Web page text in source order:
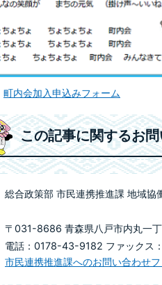
町内会加入申込みフォーム
この記事に関するお
総合政策部 市民連携推進課 地域協
〒031-8686 青森県八戸市内丸一
電話：0178-43-9182 ファックス
市民連携推進課へのお問い合わせ